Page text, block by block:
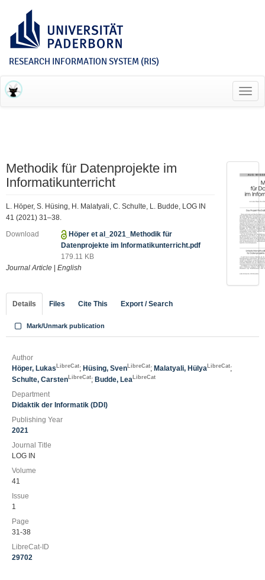
RESEARCH INFORMATION SYSTEM (RIS)
Methodik für Datenprojekte im
Informatikunterricht
L. Höper, S. Hüsing, H. Malatyali, C. Schulte, L. Budde, LOG IN
41 (2021) 31–38.
Download
Höper et al_2021_Methodik für
Datenprojekte im Informatikunterricht.pdf
179.11 KB
Journal Article
English
Details Files Cite This Export / Search
Mark/Unmark publication
Author
Höper, Lukas LibreCat; Hüsing, Sven LibreCat; Malatyali, Hülya LibreCat;
Schulte, Carsten LibreCat; Budde, Lea LibreCat
Department
Didaktik der Informatik (DDI)
Publishing Year
2021
Journal Title
LOG IN
Volume
41
Issue
1
Page
31-38
LibreCat-ID
29702